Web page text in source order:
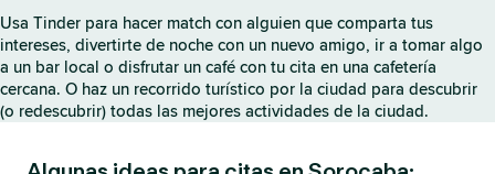
Usa Tinder para hacer match con alguien que comparta tus
intereses, divertirte de noche con un nuevo amigo, ir a tomar algo
a un bar local o disfrutar un café con tu cita en una cafetería
cercana. O haz un recorrido turístico por la ciudad para descubrir
(o redescubrir) todas las mejores actividades de la ciudad.